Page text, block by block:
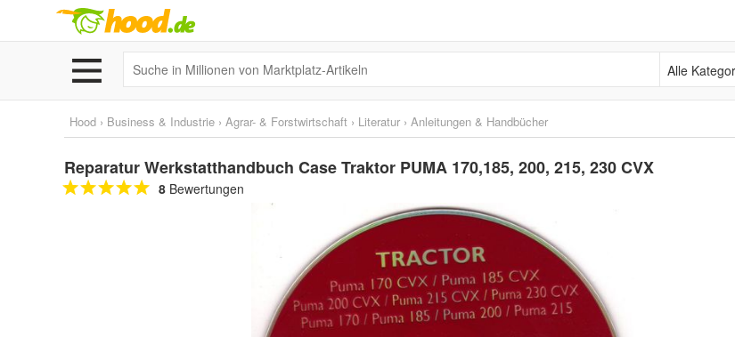
Alle
Hood › Business & Industrie › Agrar- & Forstwirtschaft › Literatur › Anleitungen & Handbücher
Reparatur Werkstatthandbuch Case Traktor PUMA 170,185, 200, 215, 230 CVX
8 Bewertungen